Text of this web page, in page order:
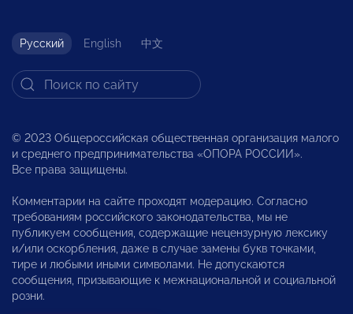
Русский English 中文
© 2023 Общероссийская общественная организация малого
и среднего предпринимательства «ОПОРА РОССИИ».
Все права защищены.
Комментарии на сайте проходят модерацию. Согласно
требованиям российского законодательства, мы не
публикуем сообщения, содержащие нецензурную лексику
и/или оскорбления, даже в случае замены букв точками,
тире и любыми иными символами. Не допускаются
сообщения, призывающие к межнациональной и социальной
розни.